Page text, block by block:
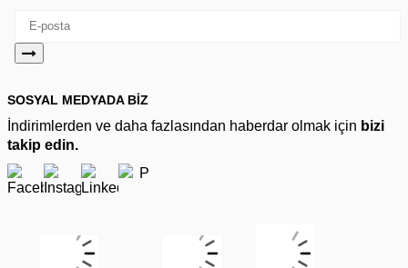
SOSYAL MEDYADA BİZ
İndirimlerden ve daha fazlasından haberdar olmak için bizi
takip edin.